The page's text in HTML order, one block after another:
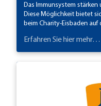
Das Immunsystem
Diese Möglichkeit bietet
beim Charity-Eisbaden
Erfahren Sie hier mehr…